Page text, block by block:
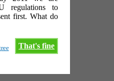
regulations to
first. What do
That's fine